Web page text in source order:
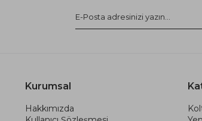
Kurumsal
Hakkımızda